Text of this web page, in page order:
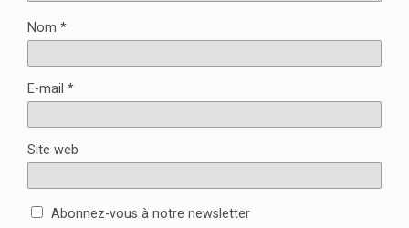
Nom *
E-mail *
Site web
Abonnez-vous à notre newsletter